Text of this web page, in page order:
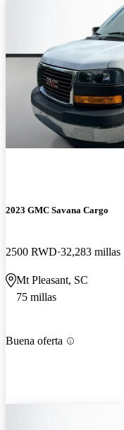
2023 GMC Savana Cargo
2500 RWD 32,283 millas
Mt Pleasant, SC
75 millas
Buena oferta